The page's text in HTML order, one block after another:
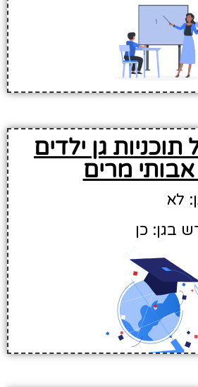
גן ילדים
מרים
לא
בגן: כן